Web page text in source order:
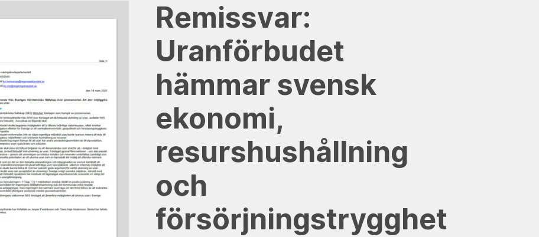
Remissvar:
Uranförbudet
hämmar svensk
ekonomi,
resurshushållning
och
försörjningstrygghet